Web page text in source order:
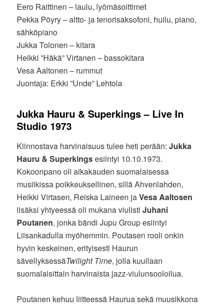
Eero Raittinen – laulu, lyömäsoittimet
Pekka Pöyry – altto- ja tenorisaksofoni, huilu, piano,
sähköpiano
Jukka Tolonen – kitara
Heikki ”Häkä” Virtanen – bassokitara
Vesa Aaltonen – rummut
Juontaja: Erkki ”Unde” Lehtola
Jukka Hauru & Superkings – Live In
Studio 1973
Kiinnostava harvinaisuus tulee heti perään:Jukka
Hauru & Superkingsesiintyi 10.10.1973.
Kokoonpano oli aikakauden suomalaisessa
musiikissa poikkeuksellinen, sillä Ahvenlahden,
Heikki Virtasen, Reiska Laineen jaVesa Aaltosen
lisäksi yhtyeessä oli mukana viulistiJuhani
Poutanen, jonka bändi Jupu Group esiintyi
Liisankadulla myöhemmin. Poutasen rooli onkin
hyvin keskeinen, erityisesti Haurun
sävellyksessäTwilight Time, jolla kuullaan
suomalaisittain harvinaista jazz-viulunsooloilua.
Poutanen kehuu liitteessä Haurua sekä muusikkona